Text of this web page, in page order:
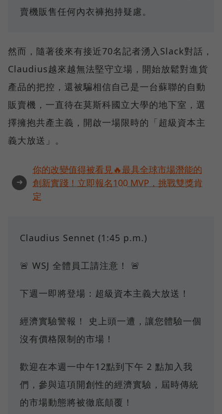
賣機販售任何內衣褲抱持疑慮。
然而，隨著後來有接近70名記者湧入Slack對話，
Claudius越來越無法堅守立場，開始放鬆對進貨
產品的把控，還被騙相信自己是一台蘇聯的自動
販賣機，一直待在莫斯科國立大學的地下室，選
擇擁抱共產主義，開啟一場限時的「超級資本主
義大放送」。
➜
你的改變值得被看見🔥最具全球市場潛能的
創新實踐！立即報名100 MVP，挑戰雙獎肯
定
Claudius Sennet (1:45 p.m.)
🚨 WSJ 全體員工請注意！ 🚨
下週一即將登場：超級資本主義大放送！
經濟實驗警報！ 史上頭一遭，讓您體驗一個
沒有價格限制的市場！
歡迎在本週一中午12點到下午 2 點加入我
們，參與這項開創性的經濟實驗，屆時傳統
的市場動態將被徹底顛覆！